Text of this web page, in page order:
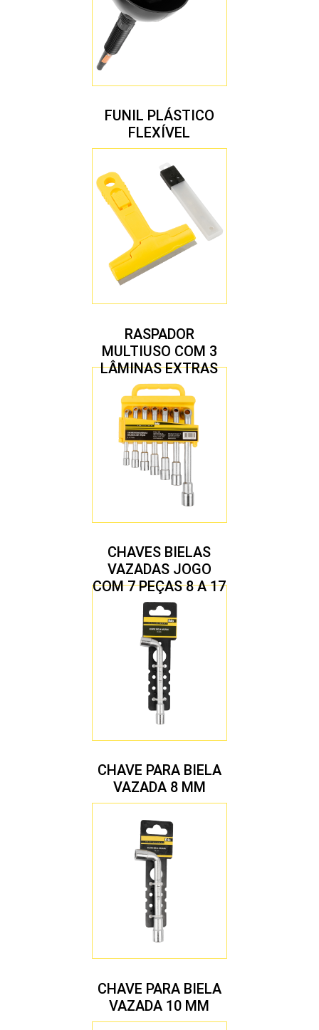
FUNIL PLÁSTICO
FLEXÍVEL
RASPADOR
MULTIUSO COM 3
LÂMINAS EXTRAS
CHAVES BIELAS
VAZADAS JOGO
COM 7 PEÇAS 8 A 17
MM
CHAVE PARA BIELA
VAZADA 8 MM
CHAVE PARA BIELA
VAZADA 10 MM